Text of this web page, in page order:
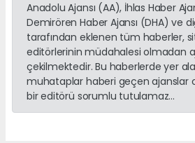
Anadolu Ajansı (AA), İhlas Haber
Demirören Haber Ajansı (DHA) ve
tarafından eklenen tüm haberler,
editörlerinin müdahalesi olmadan
çekilmektedir. Bu haberlerde yer
muhataplar haberi geçen ajanslar
bir editörü sorumlu tutulamaz...